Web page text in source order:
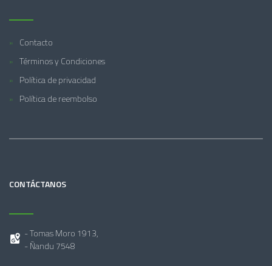
Contacto
Términos y Condiciones
Política de privacidad
Política de reembolso
CONTÁCTANOS
- Tomas Moro 1913,
- Ñandu 7548